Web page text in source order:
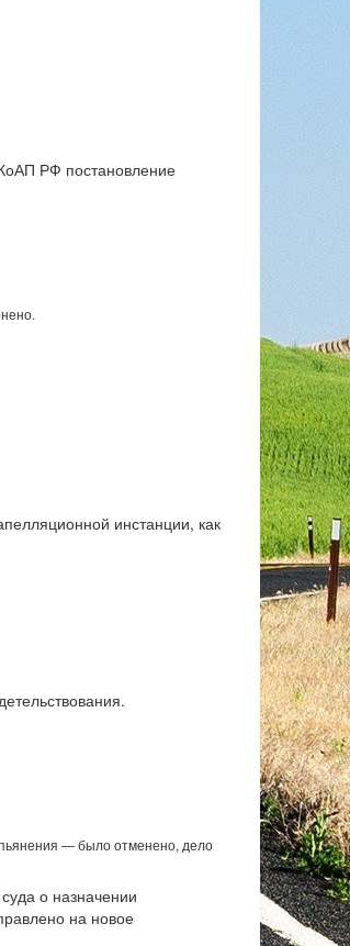
РФ постановление
инстанции, как
— было отменено, дело
о назначении
на новое